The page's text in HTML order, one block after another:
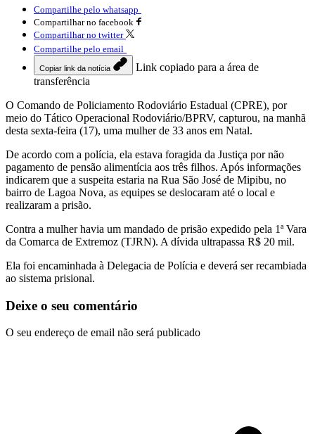
Compartilhe pelo whatsapp
Compartilhar no facebook
Compartilhar no twitter
Compartilhe pelo email
Copiar link da notícia
Link copiado para a área de
transferência
O Comando de Policiamento Rodoviário Estadual (CPRE), por
meio do Tático Operacional Rodoviário/BPRV, capturou, na manhã
desta sexta-feira (17), uma mulher de 33 anos em Natal.
De acordo com a polícia, ela estava foragida da Justiça por não
pagamento de pensão alimentícia aos três filhos. Após informações
indicarem que a suspeita estaria na Rua São José de Mipibu, no
bairro de Lagoa Nova, as equipes se deslocaram até o local e
realizaram a prisão.
Contra a mulher havia um mandado de prisão expedido pela 1ª Vara
da Comarca de Extremoz (TJRN). A dívida ultrapassa R$ 20 mil.
Ela foi encaminhada à Delegacia de Polícia e deverá ser recambiada
ao sistema prisional.
Deixe o seu comentário
O seu endereço de email não será publicado